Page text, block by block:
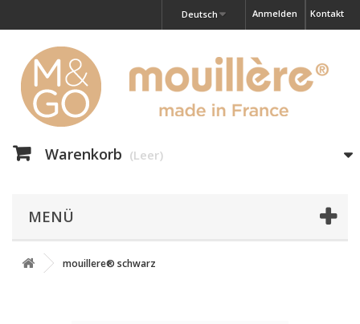
Kontakt
Anmelden
Deutsch
Warenkorb (Leer)
MENÜ
mouillere® schwarz